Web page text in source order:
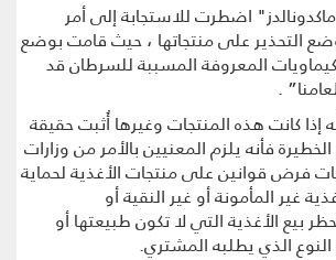
اضطرت للاستجابة إلى أمر
التحذير على منتجاتها ، حيث قامت بوضع
المعروفة المسببة للسرطان قد
.
إذا كانت هذه المنتجات وغيرها أُثبت حقيقة
فأنه يلزم المعنيين بالأمر من وزارات
فرض قوانين على منتجات الأغذية لحماية
غير المأمونة أو غير النقية أو
بيع الأغذية التي لا تكون طبيعتها أو
النوع الذي يطلبه المشتري.